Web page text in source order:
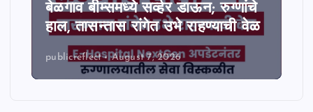
बेळगाव बीम्समध्ये सर्व्हर डाऊन; रुग्णांचे
हाल, तासन्तास रांगेत उभे राहण्याची वेळ
publicreflect August 7, 2026